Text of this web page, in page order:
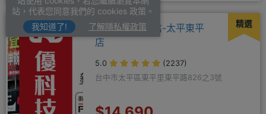
精選
UKG優科技通信-太平東平
店
5.0
(2237)
台中市太平區東平里東平路826之3號
站，代表您同意我們的 cookies 政策。
我知道了!
了解隱私權政策